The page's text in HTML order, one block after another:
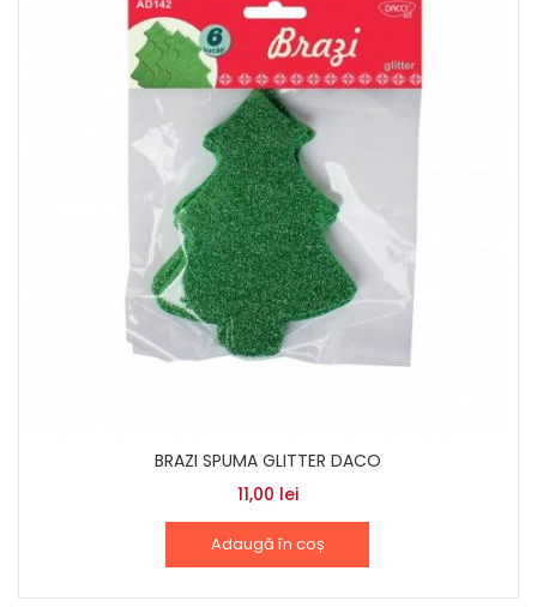
BRAZI SPUMA GLITTER DACO
11,00 lei
Adaugă în coș